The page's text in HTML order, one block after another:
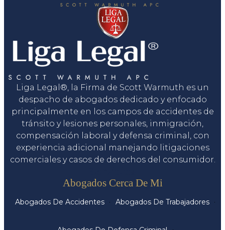
Liga Legal®, la Firma de Scott Warmuth es un
despacho de abogados dedicado y enfocado
principalmente en los campos de accidentes de
tránsito y lesiones personales, inmigración,
compensación laboral y defensa criminal, con
experiencia adicional manejando litigaciones
comerciales y casos de derechos del consumidor.
Abogados Cerca De Mi
Abogados De Accidentes Abogados De Trabajadores